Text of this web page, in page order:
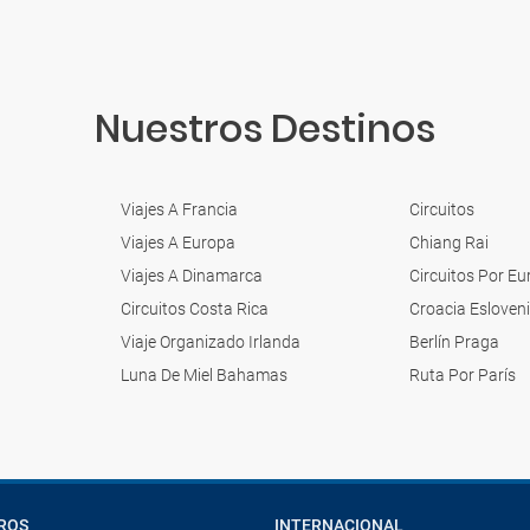
Nuestros Destinos
Viajes A Francia
Circuitos
Viajes A Europa
Chiang Rai
Viajes A Dinamarca
Circuitos Por
Circuitos Costa Rica
Croacia
Viaje Organizado Irlanda
Berlín Praga
Luna De Miel Bahamas
Ruta Por París
INTERNACIONAL